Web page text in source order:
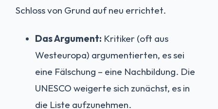
Schloss von Grund auf neu errichtet.
Das Argument: Kritiker (oft aus
Westeuropa) argumentierten, es sei
eine Fälschung – eine Nachbildung. Die
UNESCO weigerte sich zunächst, es in
die Liste aufzunehmen.